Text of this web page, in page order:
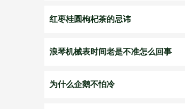
红枣桂圆枸杞茶的忌讳
浪琴机械表时间老是不准怎么回事
为什么企鹅不怕冷